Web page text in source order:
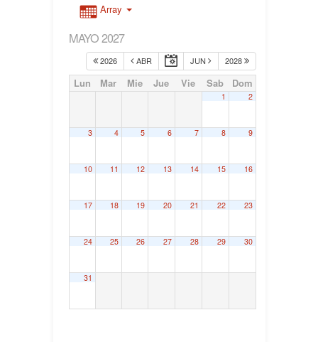
Array
MAYO 2027
2026 ABR JUN 2028
Lun Mar Mie Jue Vie Sab Dom
1 2
3 4 5 6 7 8 9
10 11 12 13 14 15 16
17 18 19 20 21 22 23
24 25 26 27 28 29 30
31